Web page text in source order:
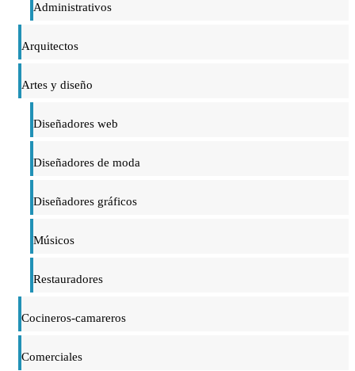
Administrativos
Arquitectos
Artes y diseño
Diseñadores web
Diseñadores de moda
Diseñadores gráficos
Músicos
Restauradores
Cocineros-camareros
Comerciales